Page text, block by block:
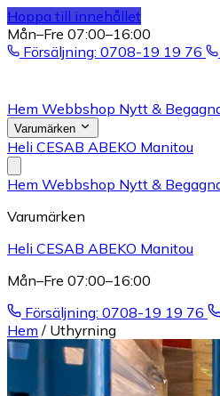
Hoppa till innehållet
Mån–Fre 07:00–16:00
Försäljning: 0708-19 19 76
Hem Webbshop Nytt &
Varumärken
Heli CESAB ABEKO Manitou
Hem Webbshop Nytt &
Varumärken
Heli CESAB ABEKO Manitou
Mån–Fre 07:00–16:00
Försäljning: 0708-19 19 76
Hem / Uthyrning